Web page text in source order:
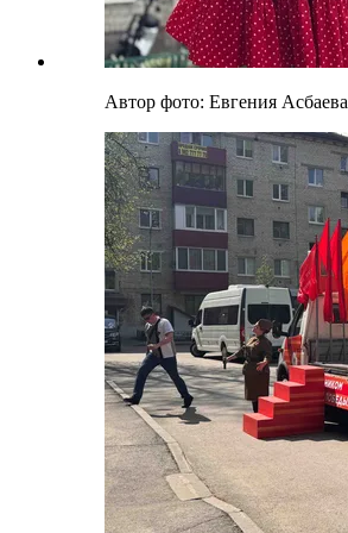
Автор фото: Евгения Асбаева